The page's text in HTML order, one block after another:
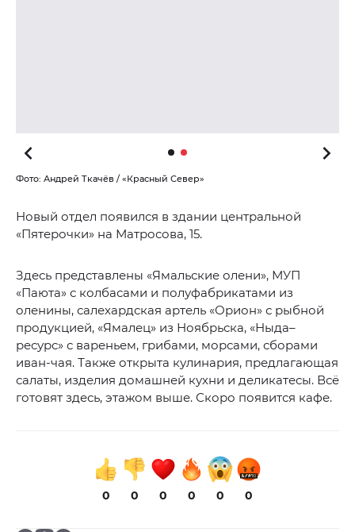
Фото: Андрей Ткачёв / «Красный Север»
Новый отдел появился в здании центральной
«Пятерочки» на Матросова, 15.
Здесь представлены «Ямальские олени», МУП
«Паюта» с колбасами и полуфабрикатами из
оленины, салехардская артель «Орион» с рыбной
продукцией, «Ямалец» из Ноябрьска, «Ныда–
ресурс» с вареньем, грибами, морсами, сборами
иван-чая. Также открыта кулинария, предлагающая
салаты, изделия домашней кухни и деликатесы. Всё
готовят здесь, этажом выше. Скоро появится кафе.
0 0 0 0 0 0